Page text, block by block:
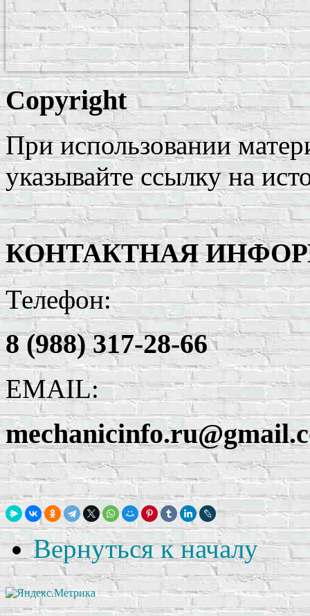
Copyright
При использовании
указывайте ссылку на
КОНТАКТНАЯ
Телефон:
8 (988) 317-28-66
EMAIL:
Вернуться к началу